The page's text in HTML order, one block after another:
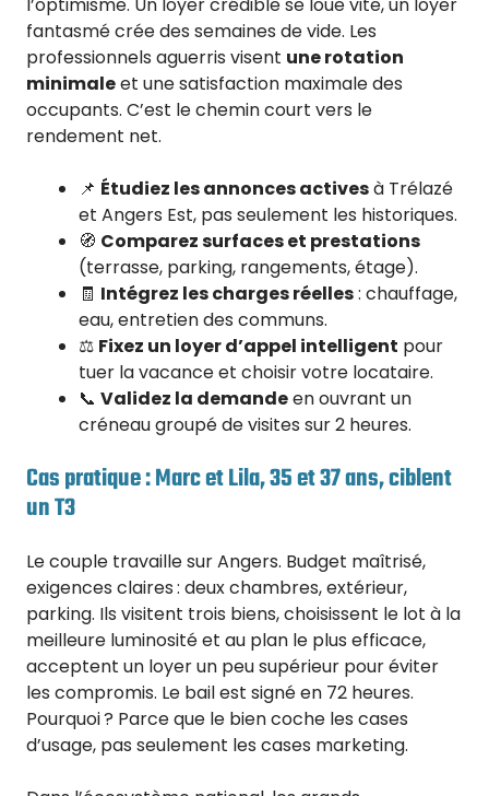
l’optimisme. Un loyer crédible se loue vite, un loyer
fantasmé crée des semaines de vide. Les
professionnels aguerris visent une rotation
minimaleet une satisfaction maximale des
occupants. C’est le chemin court vers le
rendement net.
📌 Étudiez les annonces activesà Trélazé
et Angers Est, pas seulement les historiques.
🧭 Comparez surfaces et prestations
(terrasse, parking, rangements, étage).
🧾 Intégrez les charges réelles: chauffage,
eau, entretien des communs.
⚖️ Fixez un loyer d’appel intelligent pour
tuer la vacance et choisir votre locataire.
📞 Validez la demandeen ouvrant un
créneau groupé de visites sur 2 heures.
Cas pratique : Marc et Lila, 35 et 37 ans, ciblent
un T3
Le couple travaille sur Angers. Budget maîtrisé,
exigences claires : deux chambres, extérieur,
parking. Ils visitent trois biens, choisissent le lot à la
meilleure luminosité et au plan le plus efficace,
acceptent un loyer un peu supérieur pour éviter
les compromis. Le bail est signé en 72 heures.
Pourquoi ? Parce que le bien coche les cases
d’usage, pas seulement les cases marketing.